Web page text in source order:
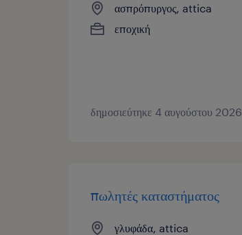
ασπρόπυργος, attica
εποχική
δημοσιεύτηκε 4 αυγούστου 2026
πωλητές καταστήματος
γλυφάδα, attica